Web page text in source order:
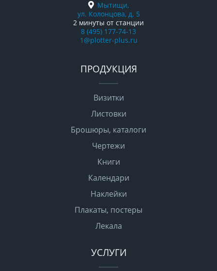
Мытищи,
ул. Колонцова, д. 5
2 минуты от станции
8 (495) 177-74-13
1@plotter-plus.ru
ПРОДУКЦИЯ
Визитки
Листовки
Брошюры, каталоги
Чертежи
Книги
Календари
Наклейки
Плакаты, постеры
Лекала
УСЛУГИ